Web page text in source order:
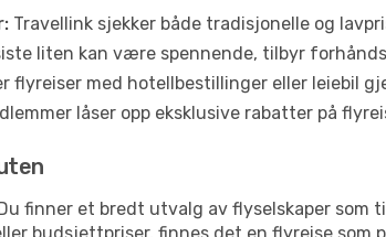
Travellink sjekker både tradisjonelle og
liten kan være spennende, tilbyr
flyreiser med hotellbestillinger eller leiebil
låser opp eksklusive rabatter på
finner et bredt utvalg av flyselskaper